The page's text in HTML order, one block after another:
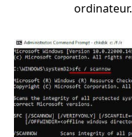
ordinateur.